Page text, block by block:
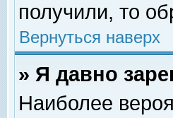
получили, то
Вернуться наверх
» Я давно
Наиболее